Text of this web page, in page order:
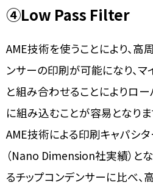
④Low Pass Filter
AME技術を使うことにより、
ンサーの印刷が可能になり、マ
と組み合わせることによりロ
に組み込むことが容易となりま
AME技術による印刷キャパシ
（Nano Dimension社実績）と
るチップコンデンサーに比べ、